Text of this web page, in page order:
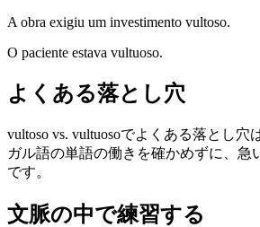
A obra exigiu um investimento vultoso.
O paciente estava vultuoso.
よくある落とし穴
vultoso vs. vultuosoでよくある落とし穴
ガル語の単語の働きを確かめずに、急
です。
文脈の中で練習する